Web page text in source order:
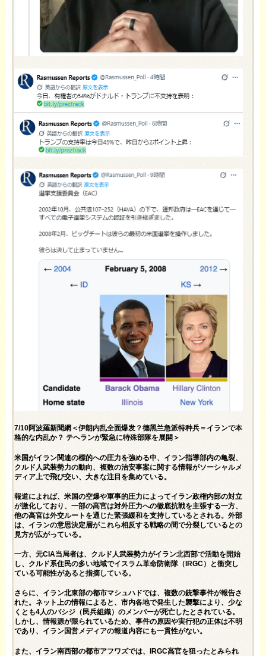
7/10阿波羅新聞網＜伊朗内乱全面爆发？德黑兰急派特种兵＝イランで本
格的な内乱か？ テヘランが緊急に特殊部隊を展開＞
米国がイラン関連の標的への圧力を強める中、イラン指導部内の亀裂、
クルド人武装勢力の動向、複数の治安事案に関する情報がソーシャルメ
ディア上で飛び交い、大きな注目を集めている。
報道によれば、米国の空爆や軍事的圧力によってイラン政権内部の対立
が激化しており、一部の高官は対外圧力への徹底抗戦を主張する一方、
他の高官は外交ルートを通じた緊張緩和を支持しているとされる。外部
は、イランの意思決定層がこれら相反する戦略の間で分裂しているとの
見方が広がっている。
一方、元CIA当局者は、クルド人武装勢力がイラン北西部で活動を開始
し、クルド系住民の多い地域でイスラム革命防衛隊（IRGC）と衝突し
ている可能性があると指摘している。
さらに、イラン北東部の都市マシュハドでは、複数の銃撃事件が報告さ
れた。ネット上の情報によると、市内各地で発生した襲撃により、少な
くとも4人のバシジ（民兵組織）のメンバーが死亡したとされている。
しかし、情報源が限られているため、事件の原因や実行犯の正体は不明
であり、イラン国営メディアの報道内容にも一貫性がない。
また、イラン南西部の都市アフワズでは、IRGC高官を狙ったとみられ